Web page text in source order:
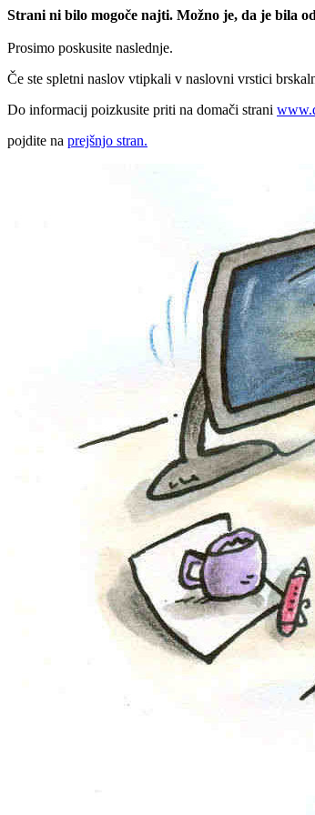
Strani ni bilo mogoče najti. Možno je, da je bila
Prosimo poskusite naslednje.
Če ste spletni naslov vtipkali v naslovni vrstici
Do informacij poizkusite priti na domači strani
pojdite na prejšnjo stran.